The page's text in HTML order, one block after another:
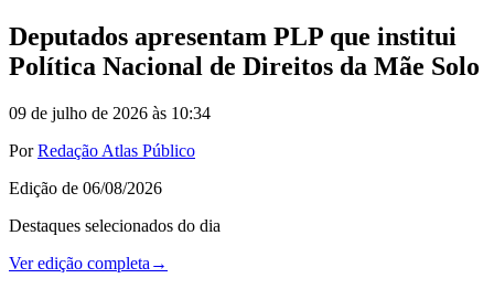
Deputados apresentam PLP que institui
Política Nacional de Direitos da Mãe Solo
09 de julho de 2026 às 10:34
Por Redação Atlas Público
Edição de 06/08/2026
Destaques selecionados do dia
Ver edição completa →